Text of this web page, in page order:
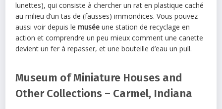
lunettes), qui consiste à chercher un rat en plastique caché
au milieu d’un tas de (fausses) immondices. Vous pouvez
aussi voir depuis lemusée une station de recyclage en
action et comprendre un peu mieux comment une canette
devient un fer à repasser, et une bouteille d’eau un pull.
Museum of Miniature Houses and
Other Collections – Carmel, Indiana